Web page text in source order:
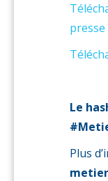
presse
Le
Plus